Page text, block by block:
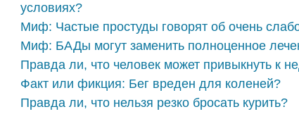
условиях?
Миф: Частые простуды говорят об очень
Миф: БАДы могут заменить полноценное
Правда ли, что человек может привыкнуть к
Факт или фикция: Бег вреден для коленей?
Правда ли, что нельзя резко бросать курить?